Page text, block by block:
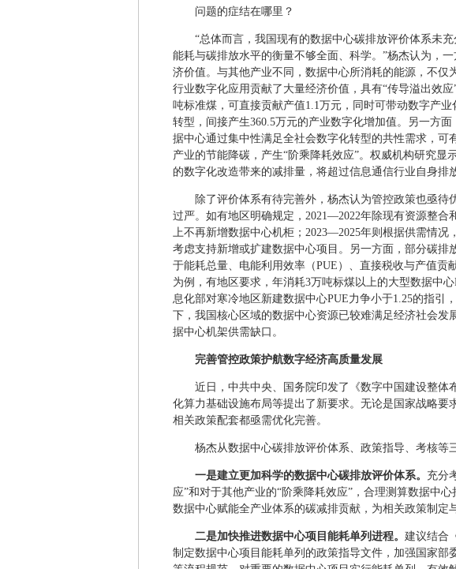
问题的症结在哪里？
“总体而言，我国现有的数据中心碳排放评价体系未
能耗与碳排放水平的衡量不够全面、科学。”杨杰认为，
济价值。与其他产业不同，数据中心所消耗的能源，不仅
行业数字化应用贡献了大量经济价值，具有“传导溢出效
吨标准煤，可直接贡献产值1.1万元，同时可带动数字产
转型，间接产生360.5万元的产业数字化增加值。另一方
据中心通过集中性满足全社会数字化转型的共性需求，
产业的节能降碳，产生“阶乘降耗效应”。权威机构研究显
的数字化改造带来的减排量，将超过信息通信行业自身排
除了评价体系有待完善外，杨杰认为管控政策也亟待
过严。如有地区明确规定，2021—2022年除现有资源整合
上不再新增数据中心机柜；2023—2025年则根据供需情
考虑支持新增或扩建数据中心项目。另一方面，部分碳
于能耗总量、电能利用效率（PUE）、直接税收与产值贡
为例，有地区要求，年消耗3万吨标煤以上的大型数据中
息化部对寒冷地区新建数据中心PUE力争小于1.25的指引
下，我国核心区域的数据中心资源已较难满足经济社会发
据中心机架供需缺口。
完善管控政策护航数字经济高质量发展
近日，中共中央、国务院印发了《数字中国建设整
化算力基础设施布局等提出了新要求。无论是国家战略要
相关政策配套都亟需优化完善。
杨杰从数据中心碳排放评价体系、政策指导、考核等
一是建立更加科学的数据中心碳排放评价体系。 充分
应”和对于其他产业的“阶乘降耗效应”，合理测算数据中
数据中心赋能全产业体系的碳减排贡献，为相关政策制定
二是加快推进数据中心项目能耗单列进程。 建议结合
制定数据中心项目能耗单列的政策指导文件，加强国家